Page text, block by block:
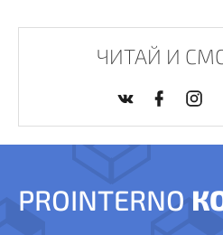
ЧИТАЙ И
PROINTERNO